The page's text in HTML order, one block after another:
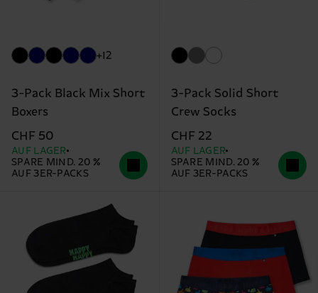
+12
3-Pack Black Mix Short
Boxers
CHF 50
AUF LAGER
SPARE MIND. 20 %
AUF 3ER-PACKS
3-Pack Solid Short
Crew Socks
CHF 22
AUF LAGER
SPARE MIND. 20 %
AUF 3ER-PACKS